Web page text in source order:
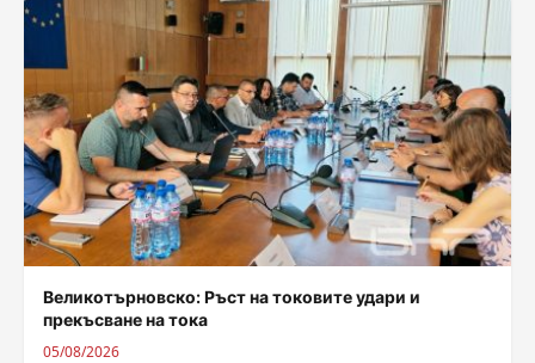
Великотърновско: Ръст на токовите удари и
прекъсване на тока
05/08/2026